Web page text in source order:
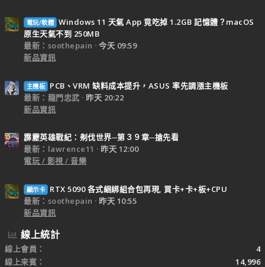
電玩/軟體 Windows 11 天氣 App 竟吃掉 1.2GB 記憶體？macOS
原生天氣不到 250MB
最新：soothepain
今天 09:59
新品資訊
主機板
PCB、VRM 缺料成本提升，ASUS 率先調漲主機板
最新：龍門忠武
昨天 20:22
新品資訊
霹靂英雄戰紀：刜伐世界─第３９章─搶先看
最新：lawrence11
昨天 12:00
電玩 / 影視 / 音樂
顯示卡
RTX 5090 各式綑綁組合包再現, 買卡+卡+板+CPU
最新：soothepain
昨天 10:55
新品資訊
線上統計
線上會員
4
線上來賓
14,996